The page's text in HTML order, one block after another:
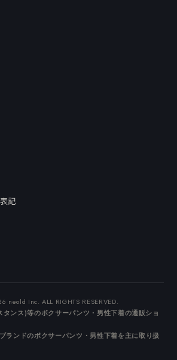
記
neold Inc. ALL RIGHTS RESERVED.
ンス)等のボクサーパンツ・男性下着の通販ショ
ランドのボクサーパンツ・男性下着を主に取り扱